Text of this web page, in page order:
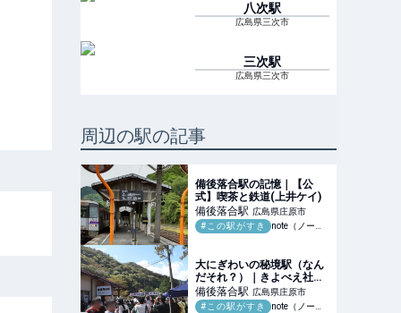
八次駅
広島県三次市
三次駅
広島県三次市
周辺の駅の記事
備後落合駅の記憶｜【公
式】喫茶と鉄道(上井ケイ)
備後落合駅 広島県庄原市
#この駅がすき
note（ノート）
大にぎわいの秘境駅（なん
だそれ？）｜きよべえ社会
科の窓(佐藤清崇)
備後落合駅 広島県庄原市
#この駅がすき
note（ノート）